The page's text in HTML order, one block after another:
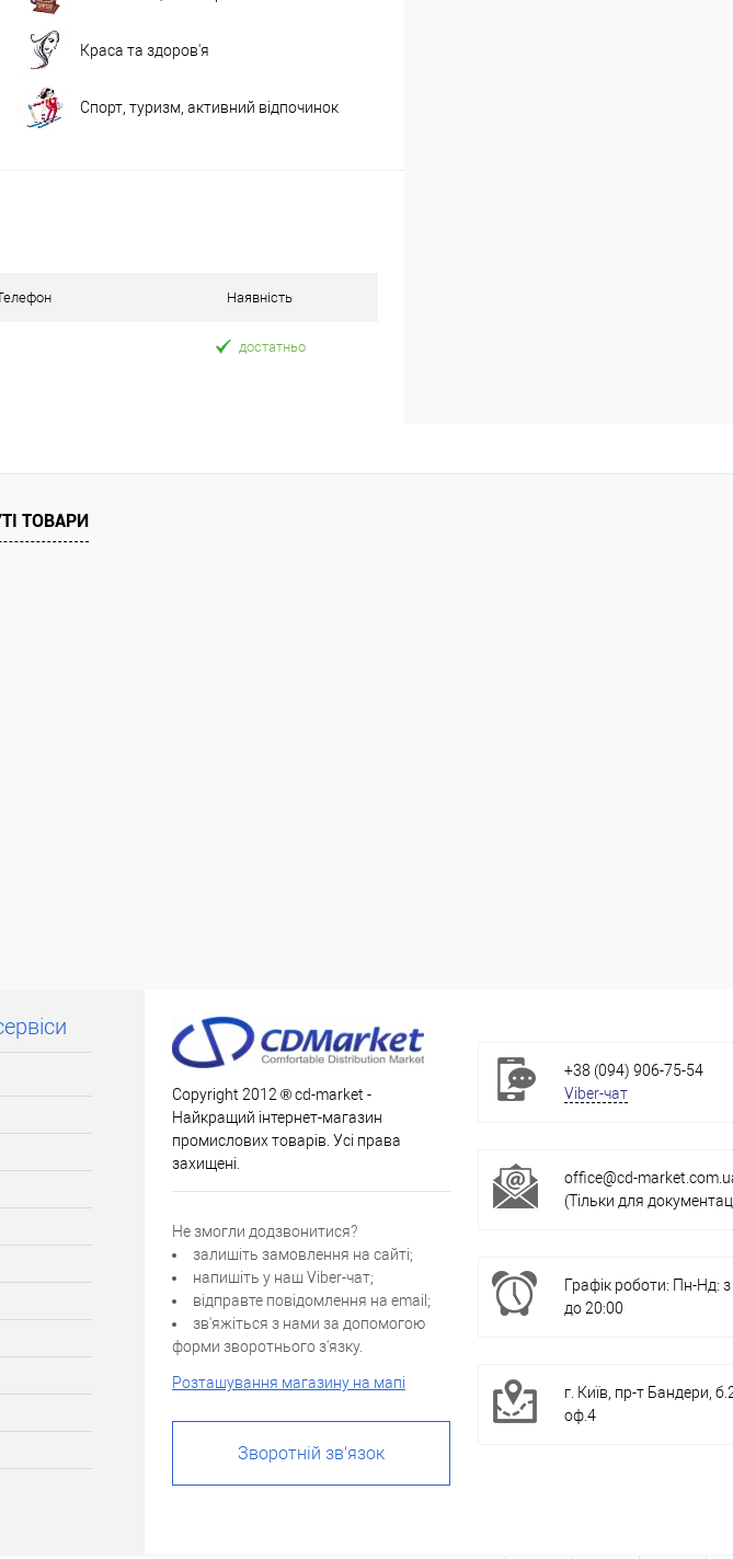
Краса та здоров'я
Спорт, туризм, активний відпочинок
Наявність
достатньо
ТОВАРИ
Copyright 2012 ® cd-market -
Найкращий інтернет-магазин
промислових товарів. Усі права
захищені.
Не змогли додзвонитися?
залишіть замовлення на сайті;
напишіть у наш Viber-чат;
відправте повідомлення на email;
зв'яжіться з нами за допомогою
форми зворотнього з'язку.
Розташування магазину на мапі
Зворотній зв'язок
+38 (094) 906-75-54
Viber-чат
office@cd-
(Тільки для
Графік роботи: Пн-Нд:
до 20:00
г. Київ, пр-т Бандери,
оф.4